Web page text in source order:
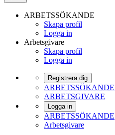
ARBETSSÖKANDE
Skapa profil
Logga in
Arbetsgivare
Skapa profil
Logga in
Registrera dig
ARBETSSÖKANDE
ARBETSGIVARE
Logga in
ARBETSSÖKANDE
Arbetsgivare